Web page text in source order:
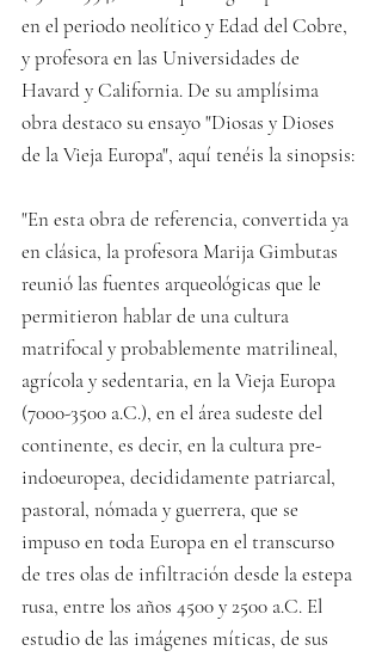
en el periodo neolítico y Edad del Cobre,
y profesora en las Universidades de
Havard y California. De su amplísima
obra destaco su ensayo "Diosas y Dioses
de la Vieja Europa", aquí tenéis la sinopsis:
"En esta obra de referencia, convertida ya
en clásica, la profesora Marija Gimbutas
reunió las fuentes arqueológicas que le
permitieron hablar de una cultura
matrifocal y probablemente matrilineal,
agrícola y sedentaria, en la Vieja Europa
(7000-3500 a.C.), en el área sudeste del
continente, es decir, en la cultura pre-
indoeuropea, decididamente patriarcal,
pastoral, nómada y guerrera, que se
impuso en toda Europa en el transcurso
de tres olas de infiltración desde la estepa
rusa, entre los años 4500 y 2500 a.C. El
estudio de las imágenes míticas, de sus